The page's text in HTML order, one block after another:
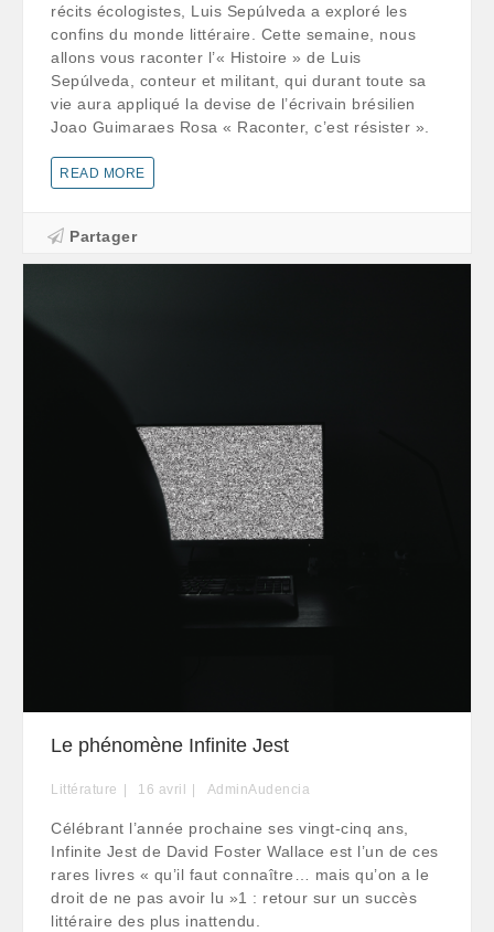
récits écologistes, Luis Sepúlveda a exploré les
confins du monde littéraire. Cette semaine, nous
allons vous raconter l’« Histoire » de Luis
Sepúlveda, conteur et militant, qui durant toute sa
vie aura appliqué la devise de l’écrivain brésilien
Joao Guimaraes Rosa « Raconter, c’est résister ».
READ MORE
Partager
Le phénomène Infinite Jest
Littérature 16 avril AdminAudencia
Célébrant l’année prochaine ses vingt-cinq ans,
Infinite Jest de David Foster Wallace est l’un de ces
rares livres « qu’il faut connaître… mais qu’on a le
droit de ne pas avoir lu »1 : retour sur un succès
littéraire des plus inattendu.